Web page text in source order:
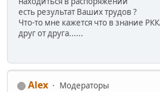
есть результат Ваших трудов ?
Что-то мне кажется что в знание
друг от друга......
Alex
Модераторы